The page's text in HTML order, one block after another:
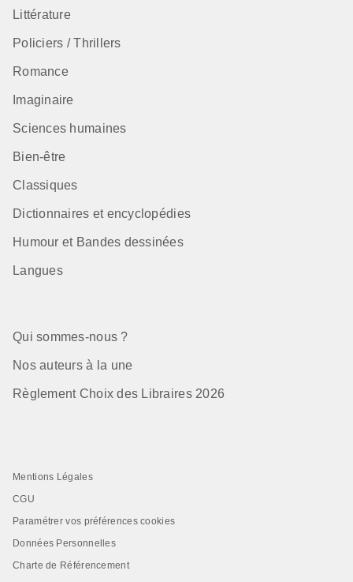
Littérature
Policiers / Thrillers
Romance
Imaginaire
Sciences humaines
Bien-être
Classiques
Dictionnaires et encyclopédies
Humour et Bandes dessinées
Langues
Qui sommes-nous ?
Nos auteurs à la une
Règlement Choix des Libraires 2026
Mentions Légales
CGU
Paramétrer vos préférences cookies
Données Personnelles
Charte de Référencement